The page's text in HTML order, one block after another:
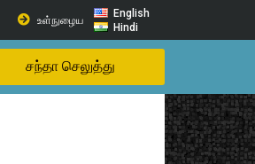
உள்நுழைய
English
Hindi
சந்தா செலுத்து